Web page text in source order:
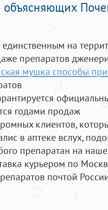
на
препаратов
мушка способы
годами продаж
клиентов,
в аптеке вслух,
препаратан на
курьером по
почтой